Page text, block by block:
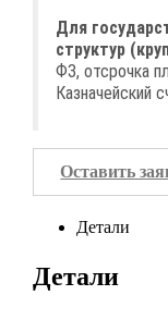
Для
структур
ФЗ, отсрочка
Казначейский
Оставить
Детали
Детали